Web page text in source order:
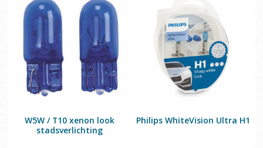
W5W / T10 xenon look
stadsverlichting
Philips WhiteVision Ultra H1